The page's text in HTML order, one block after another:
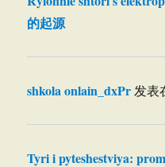
的起源
shkola onlain_dxPr 发表
Tyri i pyteshestviya: